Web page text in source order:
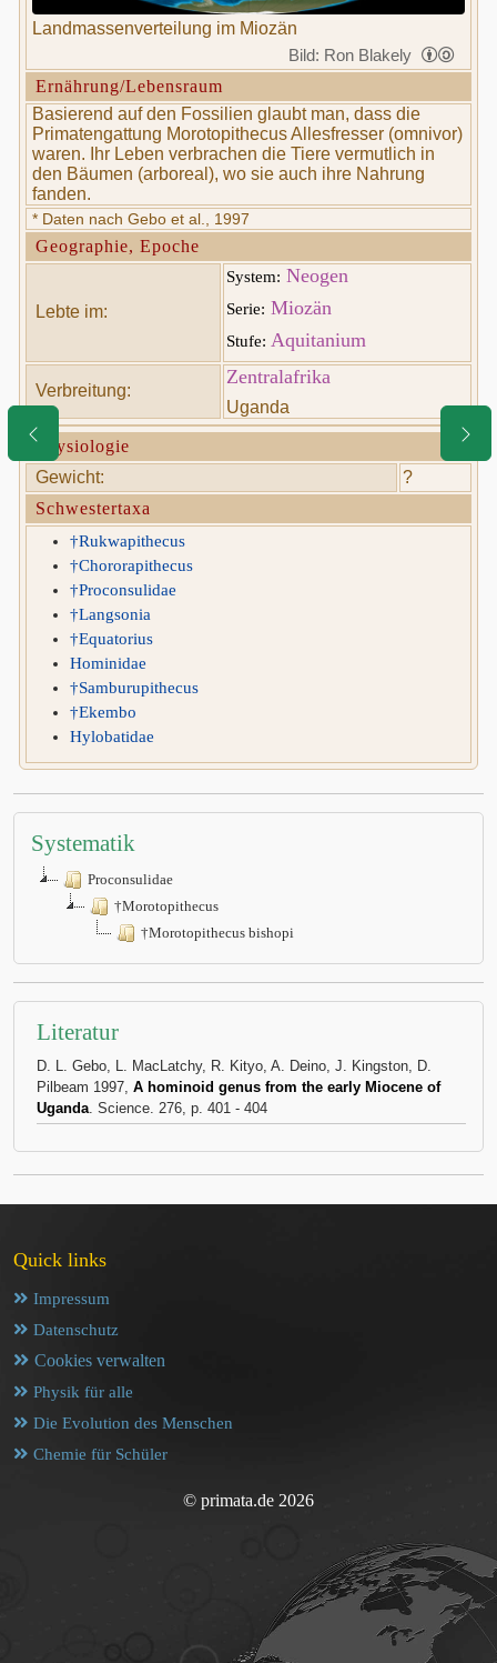
Landmassenverteilung im Miozän
Bild: Ron Blakely
Ernährung/Lebensraum
Basierend auf den Fossilien glaubt man, dass die
Primatengattung Morotopithecus Allesfresser (omnivor)
waren. Ihr Leben verbrachen die Tiere vermutlich in
den Bäumen (arboreal), wo sie auch ihre Nahrung
fanden.
* Daten nach Gebo et al., 1997
Geographie, Epoche
Lebte im:
System: Neogen
Serie: Miozän
Stufe: Aquitanium
Verbreitung:
Zentralafrika
Uganda
Physiologie
Gewicht:
?
Schwestertaxa
†Rukwapithecus
†Chororapithecus
†Proconsulidae
†Langsonia
†Equatorius
Hominidae
†Samburupithecus
†Ekembo
Hylobatidae
Systematik
Proconsulidae
†Morotopithecus
†Morotopithecus bishopi
Literatur
D. L. Gebo, L. MacLatchy, R. Kityo, A. Deino, J. Kingston, D.
Pilbeam 1997, A hominoid genus from the early Miocene of
Uganda. Science. 276, p. 401 - 404
Quick links
Impressum
Datenschutz
Cookies verwalten
Physik für alle
Die Evolution des Menschen
Chemie für Schüler
© primata.de 2026